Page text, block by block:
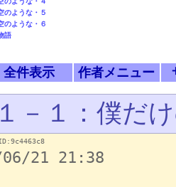
のような・５
のような・６
語
全件表示 作者メニュー
－１：僕だ
21 21:38